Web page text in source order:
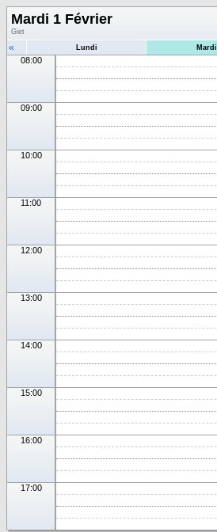
Mardi 1 Février
Giet
« Lundi Mardi
08:00
09:00
10:00
11:00
12:00
13:00
14:00
15:00
16:00
17:00